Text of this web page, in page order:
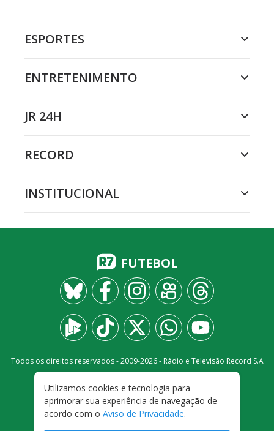
ESPORTES
ENTRETENIMENTO
JR 24H
RECORD
INSTITUCIONAL
FUTEBOL
Todos os direitos reservados - 2009-2026- Rádio e Televisão Record S.A
FALE CONOSCO
PRIVACIDADE
TERMOS E CONDIÇÕES DE USO
Utilizamos cookies e tecnologia para
aprimorar sua experiência de navegação de
acordo com o Aviso de Privacidade.